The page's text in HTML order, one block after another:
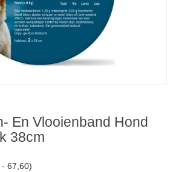
En Vlooienband Hond
38cm
67,60)